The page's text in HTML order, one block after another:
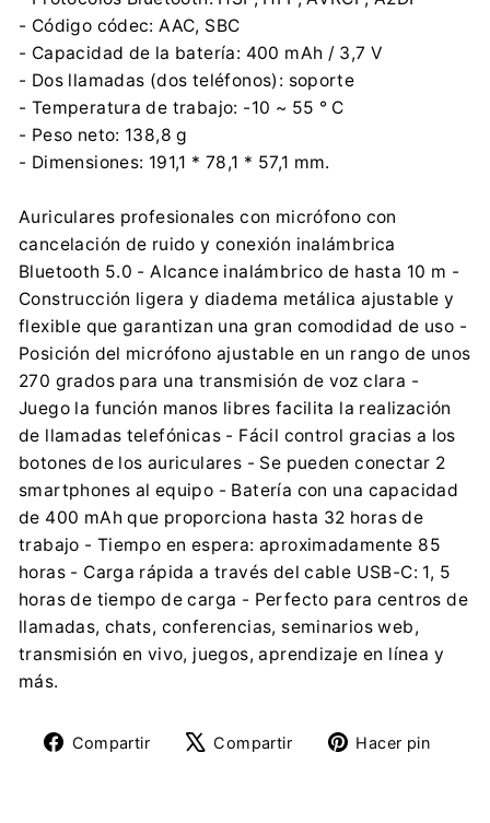
- Código códec: AAC, SBC
- Capacidad de la batería: 400 mAh / 3,7 V
- Dos llamadas (dos teléfonos): soporte
- Temperatura de trabajo: -10 ~ 55 ° C
- Peso neto: 138,8 g
- Dimensiones: 191,1 * 78,1 * 57,1 mm.
Auriculares profesionales con micrófono con
cancelación de ruido y conexión inalámbrica
Bluetooth 5.0 - Alcance inalámbrico de hasta 10 m -
Construcción ligera y diadema metálica ajustable y
flexible que garantizan una gran comodidad de uso -
Posición del micrófono ajustable en un rango de unos
270 grados para una transmisión de voz clara -
Juego la función manos libres facilita la realización
de llamadas telefónicas - Fácil control gracias a los
botones de los auriculares - Se pueden conectar 2
smartphones al equipo - Batería con una capacidad
de 400 mAh que proporciona hasta 32 horas de
trabajo - Tiempo en espera: aproximadamente 85
horas - Carga rápida a través del cable USB-C: 1, 5
horas de tiempo de carga - Perfecto para centros de
llamadas, chats, conferencias, seminarios web,
transmisión en vivo, juegos, aprendizaje en línea y
más.
Compartir
CompartirCompartir
TuitearHacer pin